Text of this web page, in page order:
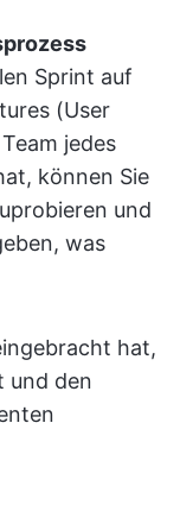
Sprint auf
(User
jedes
können Sie
und
was
hat,
und den